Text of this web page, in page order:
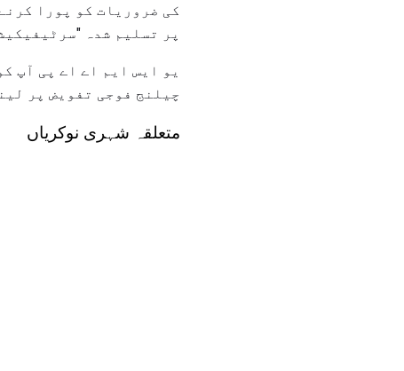
کی ضروریات کو پورا
پر تسلیم شدہ
یو ایس ایم اے اے پی آپ
چیلنج فوجی تفویض پر
متعلقہ شہری نوکریاں